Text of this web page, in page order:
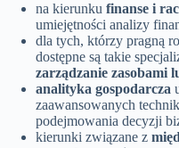
na kierunku finanse i
umiejętności analizy
dla tych, którzy pragną
dostępne są takie
zarządzanie zasobami
analityka gospodarcza
zaawansowanych
podejmowania decyzji
kierunki związane z